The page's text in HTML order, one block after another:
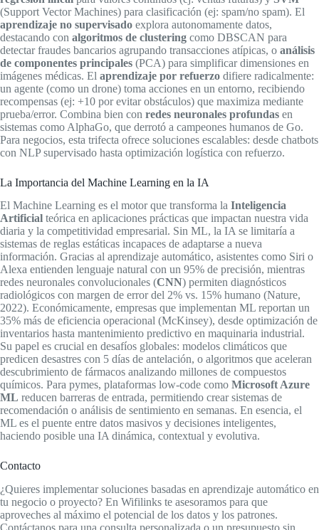
(Support Vector Machines) para clasificación (ej: spam/no spam). El
aprendizaje no supervisado explora autonomamente datos,
destacando con algoritmos de clustering como DBSCAN para
detectar fraudes bancarios agrupando transacciones atípicas, o análisis
de componentes principales (PCA) para simplificar dimensiones en
imágenes médicas. El aprendizaje por refuerzo difiere radicalmente:
un agente (como un drone) toma acciones en un entorno, recibiendo
recompensas (ej: +10 por evitar obstáculos) que maximiza mediante
prueba/error. Combina bien con redes neuronales profundas en
sistemas como AlphaGo, que derrotó a campeones humanos de Go.
Para negocios, esta trifecta ofrece soluciones escalables: desde chatbots
con NLP supervisado hasta optimización logística con refuerzo.
La Importancia del Machine Learning en la IA
El Machine Learning es el motor que transforma la Inteligencia
Artificial teórica en aplicaciones prácticas que impactan nuestra vida
diaria y la competitividad empresarial. Sin ML, la IA se limitaría a
sistemas de reglas estáticas incapaces de adaptarse a nueva
información. Gracias al aprendizaje automático, asistentes como Siri o
Alexa entienden lenguaje natural con un 95% de precisión, mientras
redes neuronales convolucionales (CNN) permiten diagnósticos
radiológicos con margen de error del 2% vs. 15% humano (Nature,
2022). Económicamente, empresas que implementan ML reportan un
35% más de eficiencia operacional (McKinsey), desde optimización de
inventarios hasta mantenimiento predictivo en maquinaria industrial.
Su papel es crucial en desafíos globales: modelos climáticos que
predicen desastres con 5 días de antelación, o algoritmos que aceleran
descubrimiento de fármacos analizando millones de compuestos
químicos. Para pymes, plataformas low-code como Microsoft Azure
ML reducen barreras de entrada, permitiendo crear sistemas de
recomendación o análisis de sentimiento en semanas. En esencia, el
ML es el puente entre datos masivos y decisiones inteligentes,
haciendo posible una IA dinámica, contextual y evolutiva.
Contacto
¿Quieres implementar soluciones basadas en aprendizaje automático en
tu negocio o proyecto? En Wifilinks te asesoramos para que
aproveches al máximo el potencial de los datos y los patrones.